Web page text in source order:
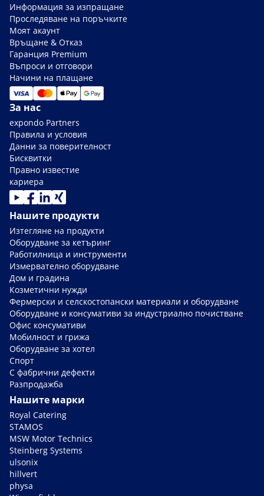
Информация за изпращане
Проследяване на поръчките
Моят акаунт
Връщане & Отказ
Гаранция Premium
Въпроси и отговори
Начини на плащане
За нас
expondo Partners
Правила и условия
Данни за поверителност
Бисквитки
Правно известие
кариера
Нашите продукти
Изтегляне на продукти
Оборудване за кетъринг
Работилница и инструменти
Измервателно оборудване
Дом и градина
Козметични нужди
Фермерски и селскостопански материали и оборудване
Оборудване и консумативи за индустриално почистване
Офис консумативи
Мобилност и грижа
Оборудване за хотел
Спорт
С фабрични дефекти
Разпродажба
Нашите марки
Royal Catering
STAMOS
MSW Motor Technics
Steinberg Systems
ulsonix
hillvert
physa